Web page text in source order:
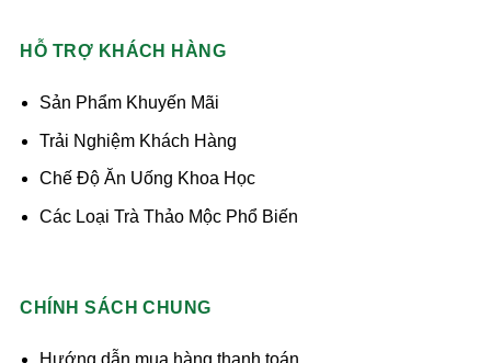
HỖ TRỢ KHÁCH HÀNG
Sản Phẩm Khuyến Mãi
Trải Nghiệm Khách Hàng
Chế Độ Ăn Uống Khoa Học
Các Loại Trà Thảo Mộc Phổ Biến
CHÍNH SÁCH CHUNG